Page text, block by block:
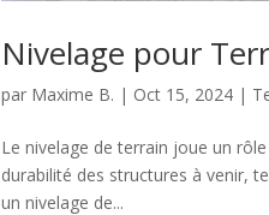
Nivelage pour
par Maxime B. | Oct 15, 2024|
Le nivelage de terrain joue un
durabilité des structures à venir,
un nivelage de...